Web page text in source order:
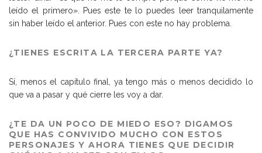
leído el primero». Pues este te lo puedes leer tranquilamente
sin haber leído el anterior. Pues con este no hay problema.
¿TIENES ESCRITA LA TERCERA PARTE YA?
Sí, menos el capítulo final, ya tengo más o menos decidido lo
que va a pasar y qué cierre les voy a dar.
¿TE DA UN POCO DE MIEDO ESO? DIGAMOS
QUE HAS CONVIVIDO MUCHO CON ESTOS
PERSONAJES Y AHORA TIENES QUE DECIDIR